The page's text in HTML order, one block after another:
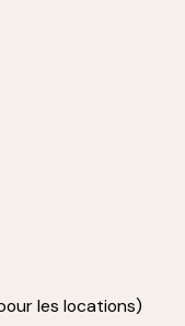
les locations)